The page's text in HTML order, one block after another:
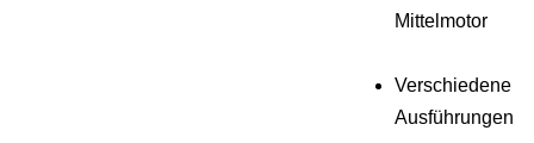
Mittelmotor
Verschiedene
Ausführungen